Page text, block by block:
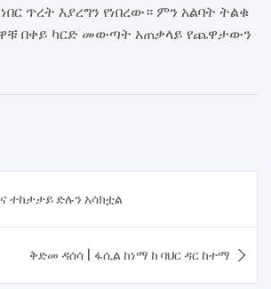
ጥረት እያረግን የነበረው። ምን አልባት ትልቁ
በቀይ ካርድ መውጣት አጠቃላይ የጨዋታውን
ተከታታይ ድሉን አሳክቷል
ቅድመ ዳሰሳ | ፋሲል ከነማ ከ ባህር ዳር ከተማ